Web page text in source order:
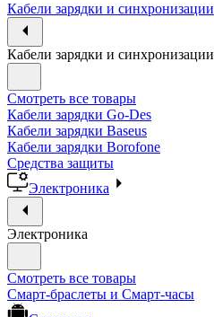
Кабели зарядки и синхронизации
Кабели зарядки и синхронизации
Смотреть все товары
Кабели зарядки Go-Des
Кабели зарядки Baseus
Кабели зарядки Borofone
Средства защиты
Электроника
Электроника
Смотреть все товары
Смарт-браслеты и Смарт-часы